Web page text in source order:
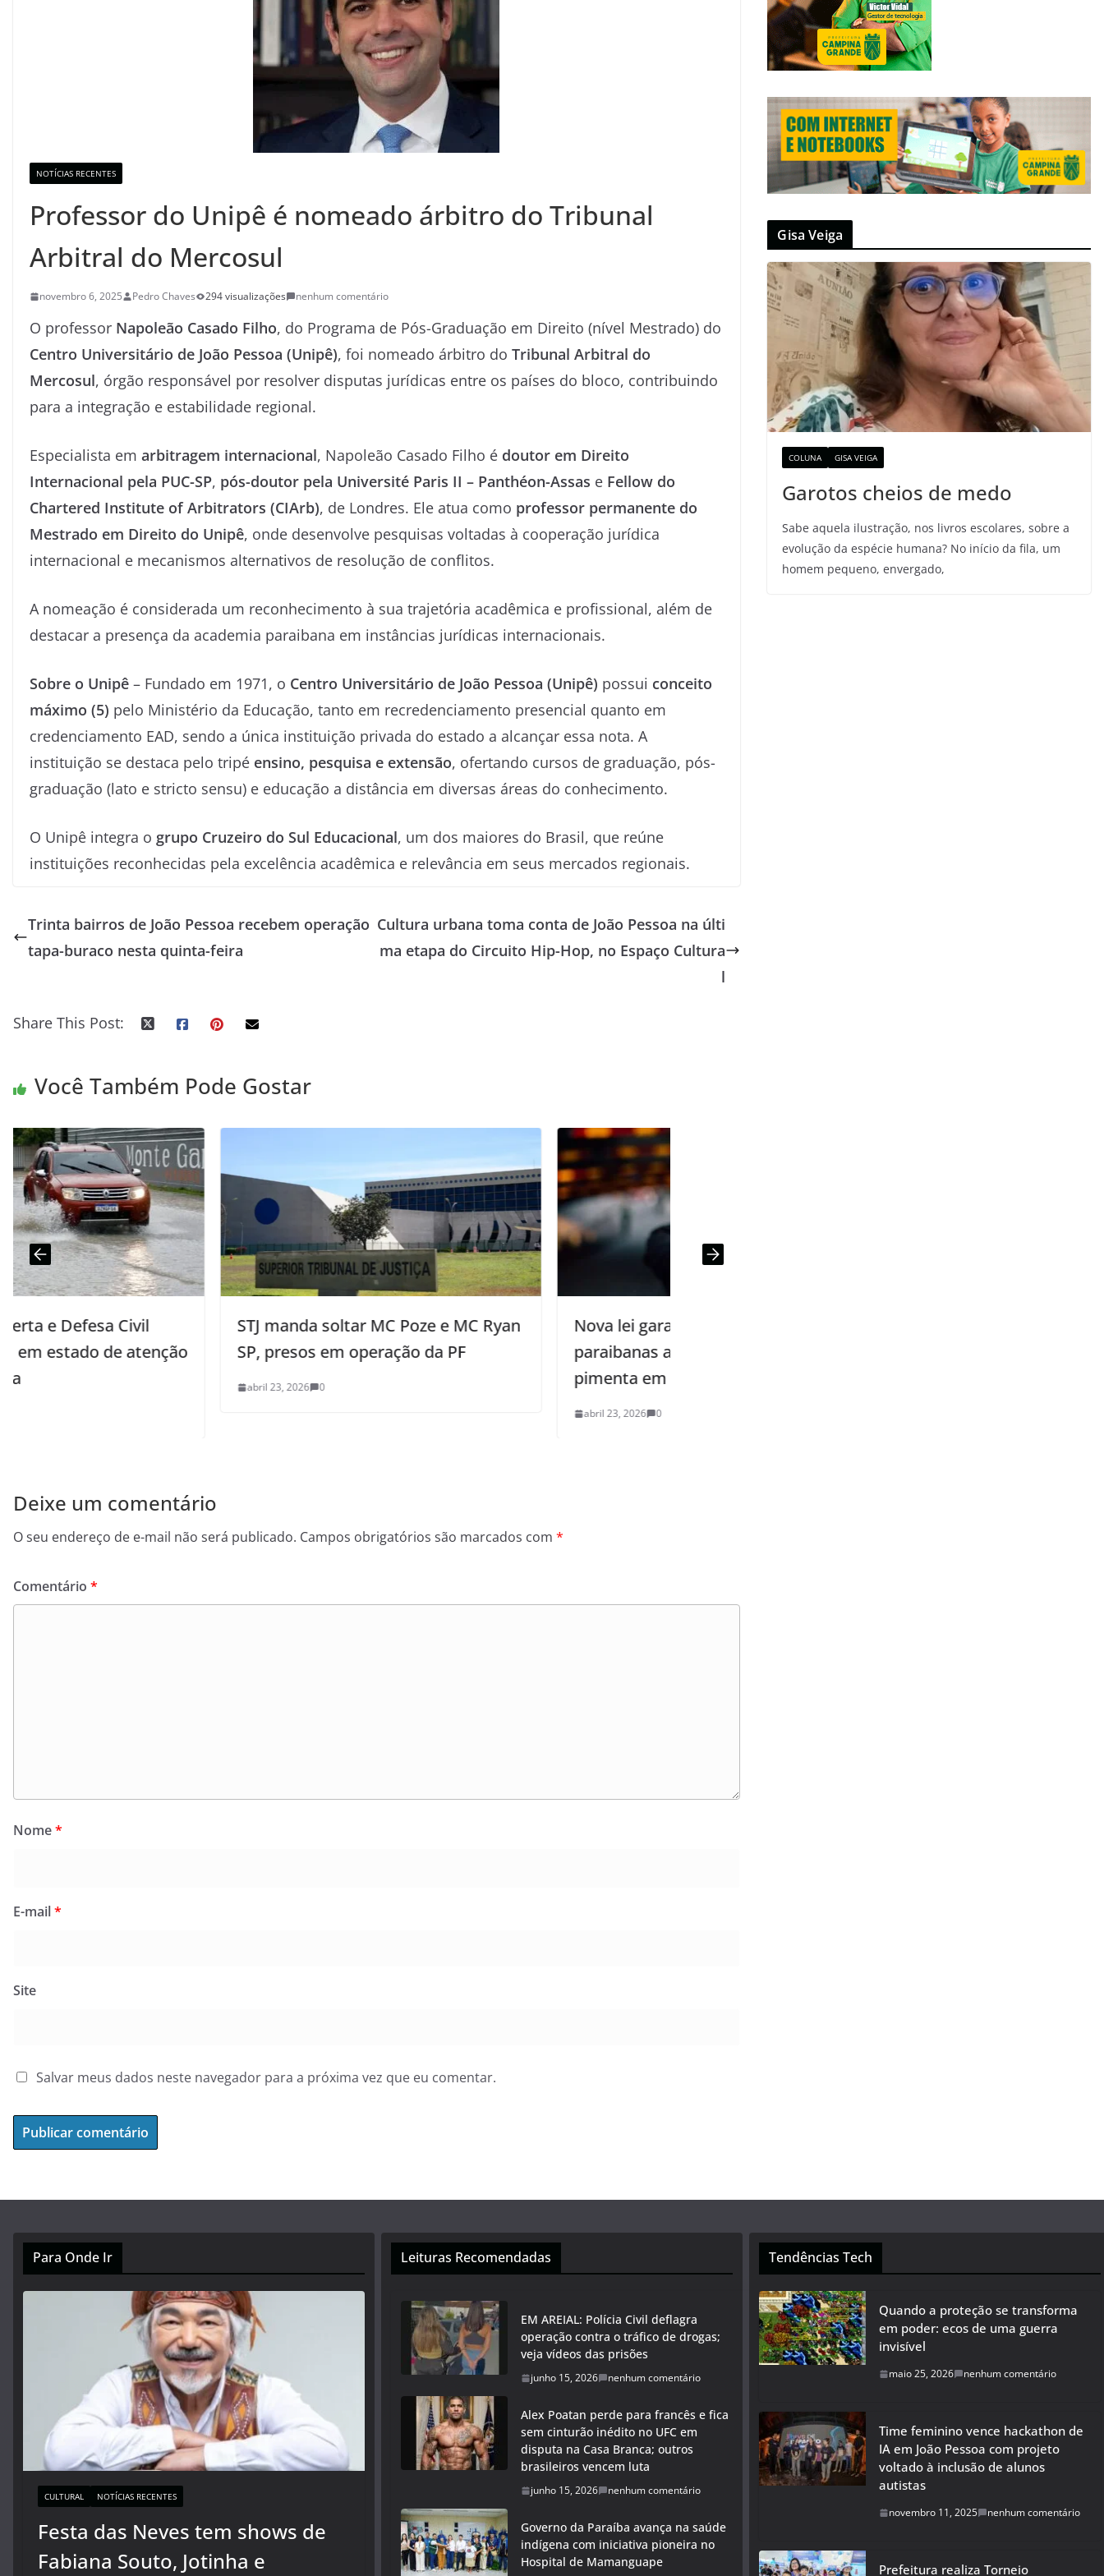
NOTÍCIAS RECENTES
Professor do Unipê é nomeado árbitro do Tribunal
Arbitral do Mercosul
novembro 6, 2025 Pedro Chaves 294 visualizações nenhum comentário
O professor Napoleão Casado Filho, do Programa de Pós-Graduação em Direito (nível Mestrado) do
Centro Universitário de João Pessoa (Unipê), foi nomeado árbitro do Tribunal Arbitral do
Mercosul, órgão responsável por resolver disputas jurídicas entre os países do bloco, contribuindo
para a integração e estabilidade regional.
Especialista em arbitragem internacional, Napoleão Casado Filho é doutor em Direito
Internacional pela PUC-SP, pós-doutor pela Université Paris II – Panthéon-Assas e Fellow do
Chartered Institute of Arbitrators (CIArb), de Londres. Ele atua como professor permanente do
Mestrado em Direito do Unipê, onde desenvolve pesquisas voltadas à cooperação jurídica
internacional e mecanismos alternativos de resolução de conflitos.
A nomeação é considerada um reconhecimento à sua trajetória acadêmica e profissional, além de
destacar a presença da academia paraibana em instâncias jurídicas internacionais.
Sobre o Unipê – Fundado em 1971, o Centro Universitário de João Pessoa (Unipê) possui conceito
máximo (5) pelo Ministério da Educação, tanto em recredenciamento presencial quanto em
credenciamento EAD, sendo a única instituição privada do estado a alcançar essa nota. A
instituição se destaca pelo tripé ensino, pesquisa e extensão, ofertando cursos de graduação, pós-
graduação (lato e stricto sensu) e educação a distância em diversas áreas do conhecimento.
O Unipê integra o grupo Cruzeiro do Sul Educacional, um dos maiores do Brasil, que reúne
instituições reconhecidas pela excelência acadêmica e relevância em seus mercados regionais.
Trinta bairros de João Pessoa recebem operação
tapa-buraco nesta quinta-feira
Cultura urbana toma conta de João Pessoa na últi
ma etapa do Circuito Hip-Hop, no Espaço Cultura
l
Share This Post:
Você Também Pode Gostar
STJ manda soltar MC Poze e MC Ryan
SP, presos em operação da PF
Nova lei garante às mulheres
paraibanas acesso a sprays de
pimenta em farmácias
Deixe um comentário
O seu endereço de e-mail não será publicado. Campos obrigatórios são marcados com *
Comentário *
Nome*
E-mail*
Site
Salvar meus dados neste navegador para a próxima vez que eu comentar.
Gisa Veiga
COLUNA GISA VEIGA
Garotos cheios de medo
Sabe aquela ilustração, nos livros escolares, sobre a
evolução da espécie humana? No início da fila, um
homem pequeno, envergado,
Para Onde Ir
CULTURAL NOTÍCIAS RECENTES
Festa das Neves tem shows de
Fabiana Souto, Jotinha e
Leituras Recomendadas
EM AREIAL: Polícia Civil deflagra
operação contra o tráfico de drogas;
veja vídeos das prisões
junho 15, 2026 nenhum comentário
Alex Poatan perde para francês e fica
sem cinturão inédito no UFC em
disputa na Casa Branca; outros
brasileiros vencem luta
junho 15, 2026 nenhum comentário
Governo da Paraíba avança na saúde
indígena com iniciativa pioneira no
Hospital de Mamanguape
Tendências Tech
Quando a proteção se transforma
em poder: ecos de uma guerra
invisível
maio 25, 2026 nenhum comentário
Time feminino vence hackathon de
IA em João Pessoa com projeto
voltado à inclusão de alunos
autistas
novembro 11, 2025 nenhum comentário
Prefeitura realiza Torneio